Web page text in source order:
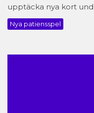
upptäcka nya kort
Nya patiensspel